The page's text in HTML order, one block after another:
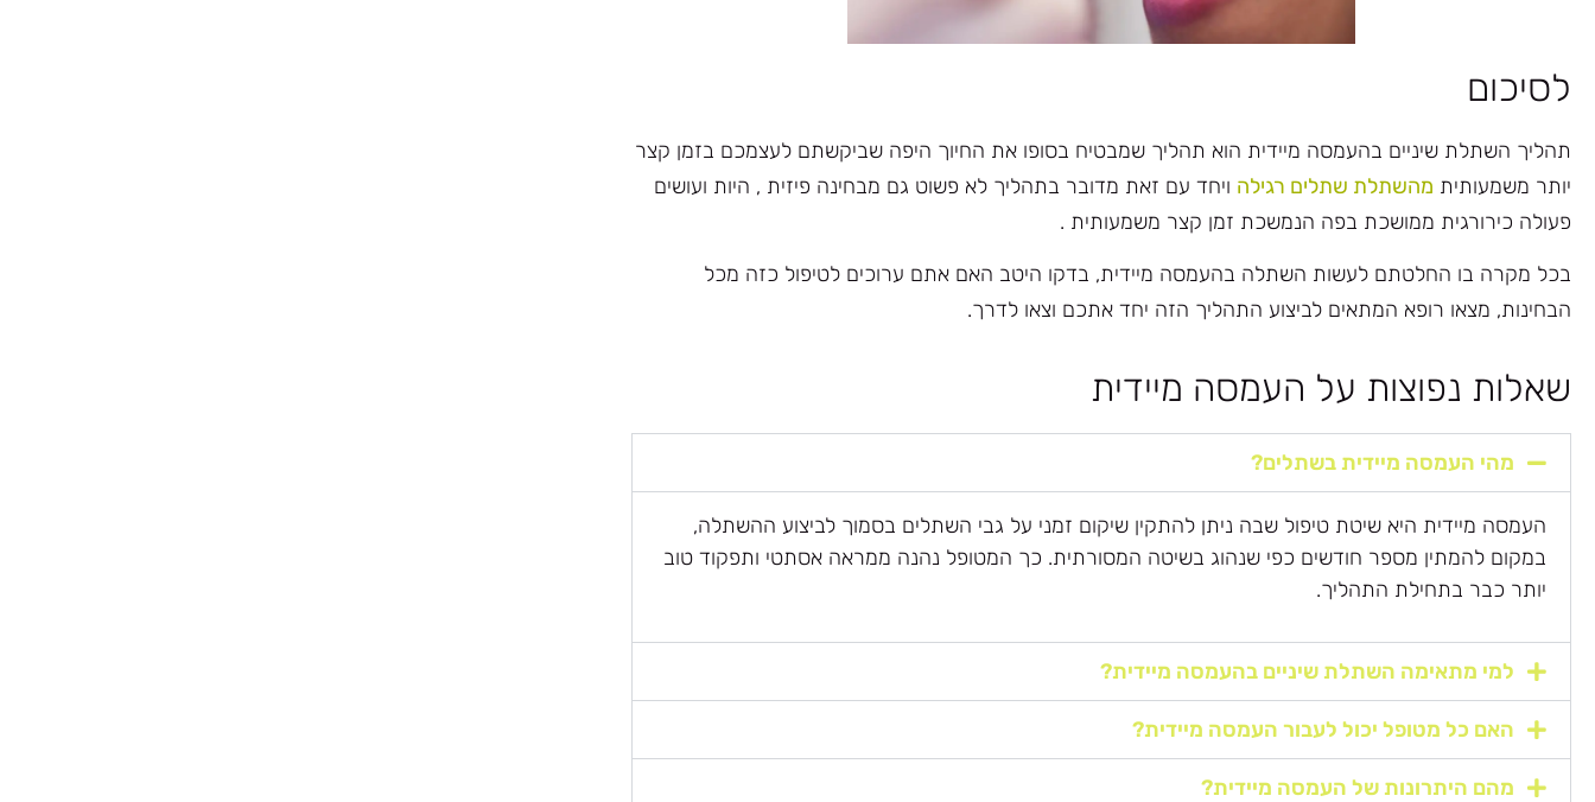
לסיכום
תהליך השתלת שיניים בהעמסה מיידית הוא תהליך שמבטיח בסופו את החיוך היפה שביקשתם לעצמכם בזמן קצר
יותר משמעותית מהשתלת שתלים רגילה ויחד עם זאת מדובר בתהליך לא פשוט גם מבחינה פיזית , היות ועושים
פעולה כירורגית ממושכת בפה הנמשכת זמן קצר משמעותית .
בכל מקרה בו החלטתם לעשות השתלה בהעמסה מיידית, בדקו היטב האם אתם ערוכים לטיפול כזה מכל
הבחינות, מצאו רופא המתאים לביצוע התהליך הזה יחד אתכם וצאו לדרך.
שאלות נפוצות על העמסה מיידית
מהי העמסה מיידית בשתלים?
העמסה מיידית היא שיטת טיפול שבה ניתן להתקין שיקום זמני על גבי השתלים בסמוך לביצוע ההשתלה,
במקום להמתין מספר חודשים כפי שנהוג בשיטה המסורתית. כך המטופל נהנה ממראה אסתטי ותפקוד טוב
יותר כבר בתחילת התהליך.
למי מתאימה השתלת שיניים בהעמסה מיידית?
האם כל מטופל יכול לעבור העמסה מיידית?
מהם היתרונות של העמסה מיידית?